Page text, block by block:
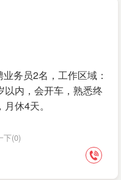
务员2名，工作区域：
以内，会开车，熟悉终
休4天。
下(0)